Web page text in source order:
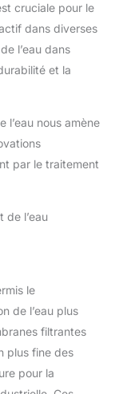
cruciale pour le
dans diverses
l’eau dans
et la
l’eau nous amène
par le traitement
de l’eau
le
de l’eau plus
filtrantes
plus fine des
pour la